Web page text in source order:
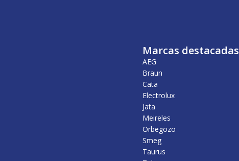
Marcas destacadas
AEG
Braun
Cata
Electrolux
Jata
Meireles
Orbegozo
Smeg
Taurus